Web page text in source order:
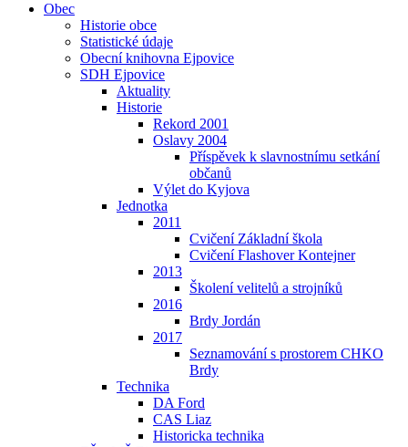
Obec
Historie obce
Statistické údaje
Obecní knihovna Ejpovice
SDH Ejpovice
Aktuality
Historie
Rekord 2001
Oslavy 2004
Příspěvek k slavnostnímu setkání
občanů
Výlet do Kyjova
Jednotka
2011
Cvičení Základní škola
Cvičení Flashover Kontejner
2013
Školení velitelů a strojníků
2016
Brdy Jordán
2017
Seznamování s prostorem CHKO
Brdy
Technika
DA Ford
CAS Liaz
Historicka technika